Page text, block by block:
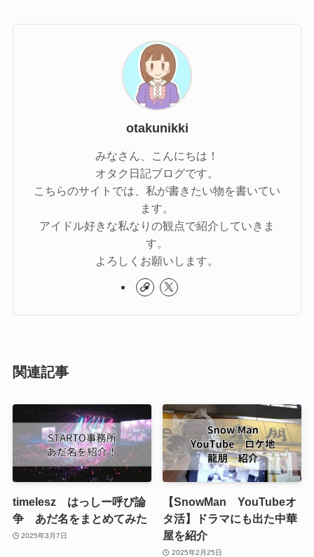
otakunikki
みなさん、こんにちは！
オタク日記ブログです。
こちらのサイトでは、私が書きたい物を書いてい
ます。
アイドル好きな私なりの観点で紹介していきま
す。
よろしくお願いします。
関連記事
timelesz はっしー呼び論
争 あだ名をまとめてみた
2025年3月7日
【SnowMan YouTubeオ
タ活】ドラマにも出た中華
屋を紹介
2025年2月25日